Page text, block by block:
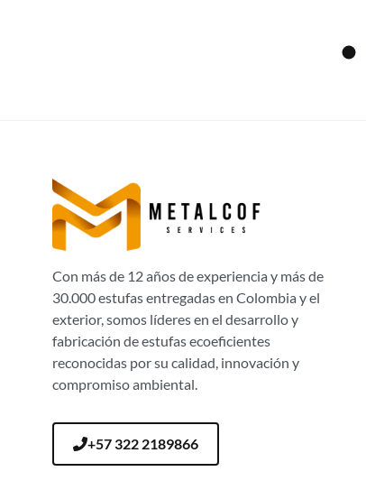
Con más de 12 años de experiencia y más de
30.000 estufas entregadas en Colombia y el
exterior, somos líderes en el desarrollo y
fabricación de estufas ecoeficientes
reconocidas por su calidad, innovación y
compromiso ambiental.
+57 322 2189866